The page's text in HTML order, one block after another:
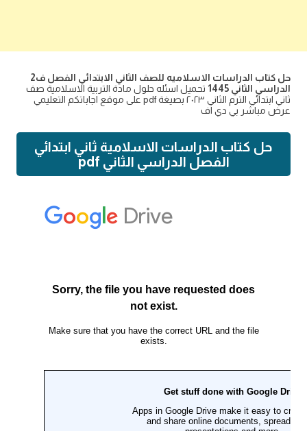
حل كتاب الدراسات الاسلاميه للصف الثاني الابتدائي الفصل ف2
الدراسي الثاني 1445
تحميل اسئله حلول مادة التربية الاسلامية صف
ثاني ابتدائي الترم الثاني ٢٠٢٣ بصيغة pdf على موقع اجاباتكم التعليمي
عرض مباشر بي دي اف
حل كتاب الدراسات الاسلامية ثاني ابتدائي
الفصل الدراسي الثاني pdf